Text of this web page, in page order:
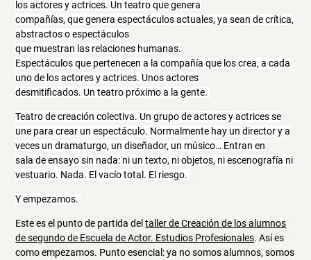
los actores y actrices. Un teatro que genera
compañías, que genera espectáculos actuales, ya sean de crítica,
abstractos o espectáculos
que muestran las relaciones humanas.
Espectáculos que pertenecen a la compañía que los crea, a cada
uno de los actores y actrices. Unos actores
desmitificados. Un teatro próximo a la gente.
Teatro de creación colectiva. Un grupo de actores y actrices se
une para crear un espectáculo. Normalmente hay un director y a
veces un dramaturgo, un diseñador, un músico… Entran en
sala de ensayo sin nada: ni un texto, ni objetos, ni escenografía ni
vestuario. Nada. El vacío total. El riesgo.
Y empezamos.
Este es el punto de partida deltaller de Creación de los alumnos
de segundo de Escuela de Actor. Estudios Profesionales. Así es
como empezamos. Punto esencial: ya no somos alumnos, somos